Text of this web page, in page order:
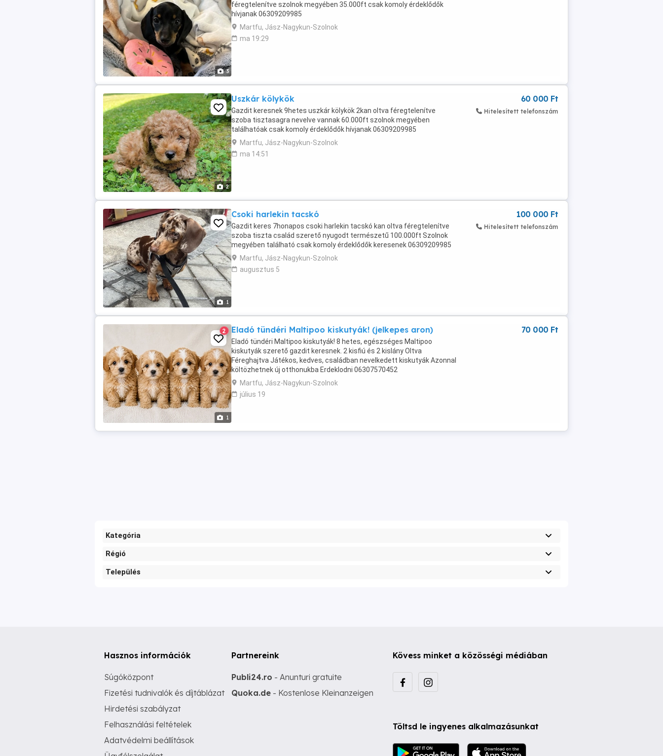
3
féregtelenítve szolnok megyében 35.000ft csak komoly érdeklődők
hívjanak 06309209985
Martfu, Jász-Nagykun-Szolnok
ma 19:29
2
Uszkár kölykök
Gazdit keresnek 9hetes uszkár kölykök 2kan oltva féregtelenítve
szoba tisztasagra nevelve vannak 60.000ft szolnok megyében
találhatóak csak komoly érdeklődők hívjanak 06309209985
Martfu, Jász-Nagykun-Szolnok
ma 14:51
60 000 Ft
Hitelesített telefonszám
1
Csoki harlekin tacskó
Gazdit keres 7honapos csoki harlekin tacskó kan oltva féregtelenítve
szoba tiszta család szerető nyugodt természetű 100.000ft Szolnok
megyében található csak komoly érdeklődők keresenek 06309209985
Martfu, Jász-Nagykun-Szolnok
augusztus 5
100 000 Ft
Hitelesített telefonszám
1
2 Eladó tündéri Maltipoo kiskutyák! (jelkepes aron)
Eladó tündéri Maltipoo kiskutyák! 8 hetes, egészséges Maltipoo
kiskutyák szerető gazdit keresnek. 2 kisfiú és 2 kislány Oltva
Féreghajtva Játékos, kedves, családban nevelkedett kiskutyák Azonnal
költözhetnek új otthonukba Erdeklodni 06307570452
Martfu, Jász-Nagykun-Szolnok
július 19
70 000 Ft
Kategória
Régió
Település
Hasznos információk
Súgóközpont
Fizetési tudnivalók és díjtáblázat
Hirdetési szabályzat
Felhasználási feltételek
Adatvédelmi beállítások
Partnereink
Publi24.ro - Anunturi gratuite
Quoka.de - Kostenlose Kleinanzeigen
Kövess minket a közösségi médiában
Töltsd le ingyenes alkalmazásunkat